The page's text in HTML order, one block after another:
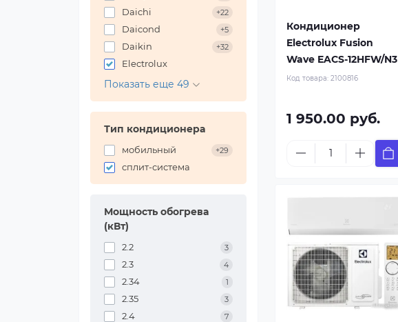
Daichi +22
Daicond +5
Daikin +32
Electrolux
Показать еще 49
Тип кондиционера
мобильный +29
сплит-система
Мощность обогрева
(кВт)
2.2 3
2.3 4
2.34 1
2.35 3
2.4 7
Кондиционер
Electrolux Fusion
Wave EACS-12HFW/N3
Код товара: 2100816
1 950.00 руб.